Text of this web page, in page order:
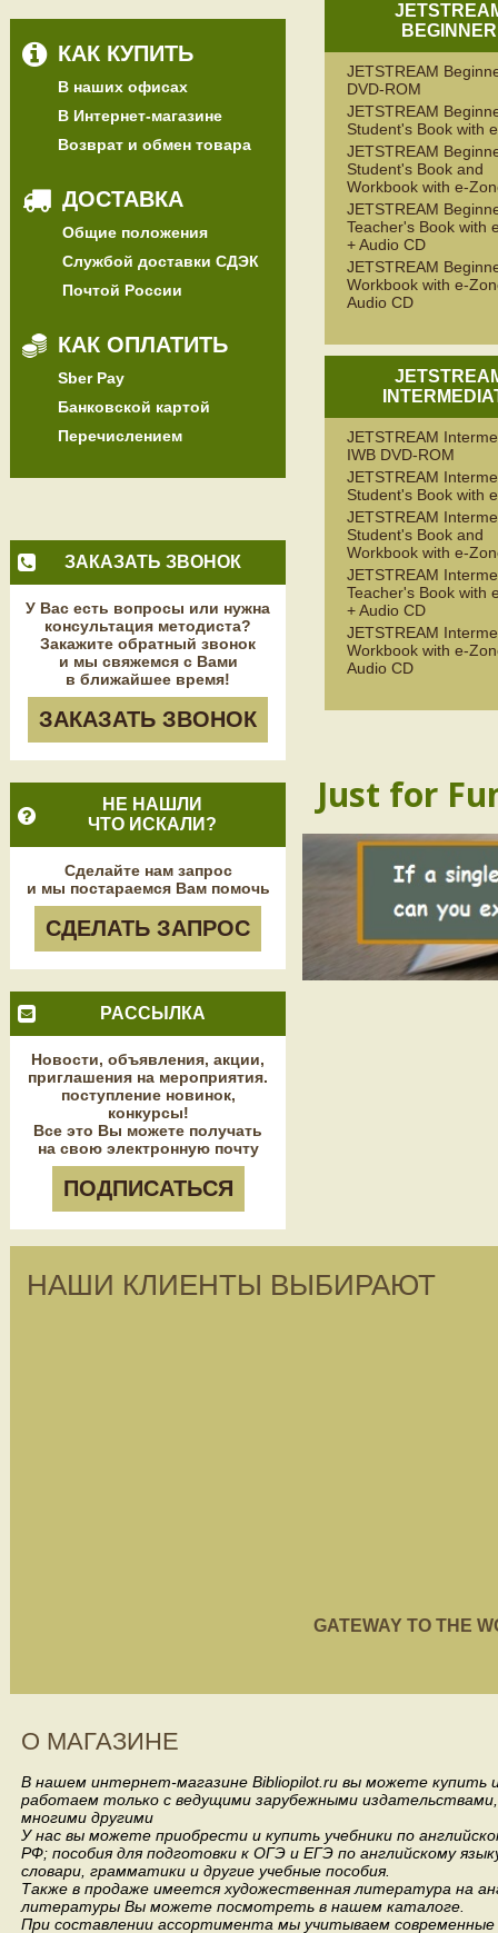
КАК КУПИТЬ
В наших офисах
В Интернет-магазине
Возврат и обмен товара
ДОСТАВКА
Общие положения
Службой доставки СДЭК
Почтой России
КАК ОПЛАТИТЬ
Sber Pay
Банковской картой
Перечислением
ЗАКАЗАТЬ ЗВОНОК
У Вас есть вопросы или нужна
консультация методиста?
Закажите обратный звонок
и мы свяжемся с Вами
в ближайшее время!
ЗАКАЗАТЬ ЗВОНОК
НЕ НАШЛИ
ЧТО ИСКАЛИ?
Сделайте нам запрос
и мы постараемся Вам помочь
СДЕЛАТЬ ЗАПРОС
РАССЫЛКА
Новости, объявления, акции,
приглашения на мероприятия.
поступление новинок,
конкурсы!
Все это Вы можете получать
на свою электронную почту
ПОДПИСАТЬСЯ
BEGINNER
JETSTREAM
DVD-ROM
JETSTREAM
Student's Book with
JETSTREAM
Student's Book and
Workbook with e-
JETSTREAM
Teacher's Book with
+ Audio CD
JETSTREAM
Workbook with e-
Audio CD
JETSTREAM
IWB DVD-ROM
JETSTREAM
Student's Book with
JETSTREAM
Student's Book and
Workbook with e-
JETSTREAM
Teacher's Book with
+ Audio CD
JETSTREAM
Workbook with e-
Audio CD
Just for
НАШИ КЛИЕНТЫ ВЫБИРАЮТ
GATEWAY TO THE
О МАГАЗИНЕ
В нашем интернет-магазине Bibliopilot.ru вы можете купить
работаем только с ведущими зарубежными издательствами,
многими другими
У нас вы можете приобрести и купить учебники по
РФ; пособия для подготовки к ОГЭ и ЕГЭ по английскому
словари, грамматики и другие учебные пособия.
Также в продаже имеется художественная литература на
литературы Вы можете посмотреть в нашем каталоге.
При составлении ассортимента мы учитываем